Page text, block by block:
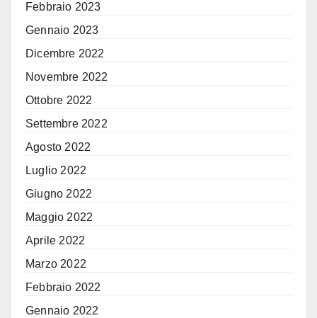
Febbraio 2023
Gennaio 2023
Dicembre 2022
Novembre 2022
Ottobre 2022
Settembre 2022
Agosto 2022
Luglio 2022
Giugno 2022
Maggio 2022
Aprile 2022
Marzo 2022
Febbraio 2022
Gennaio 2022